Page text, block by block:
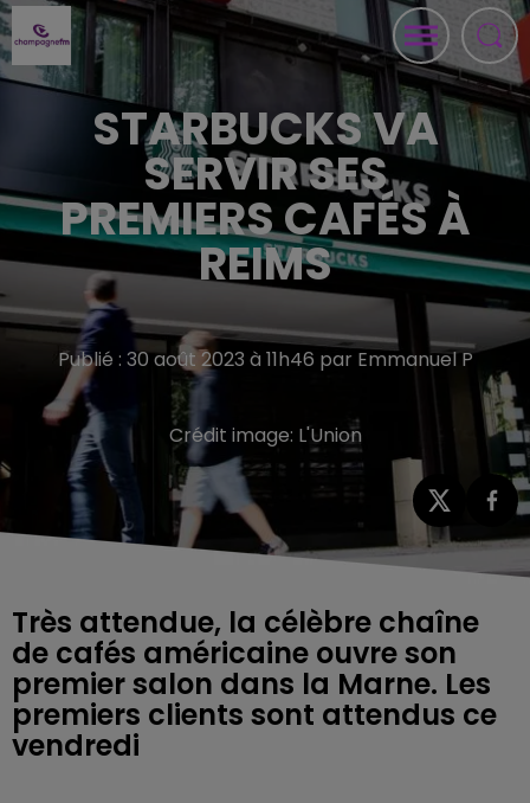
STARBUCKS VA
SERVIR SES
PREMIERS CAFÉS À
REIMS
Publié : 30 août 2023 à 11h46 par Emmanuel P
Crédit image: L'Union
Très attendue, la célèbre chaîne
de cafés américaine ouvre son
premier salon dans la Marne. Les
premiers clients sont attendus ce
vendredi